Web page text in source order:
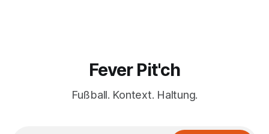
Fever Pit'ch
Fußball. Kontext. Haltung.